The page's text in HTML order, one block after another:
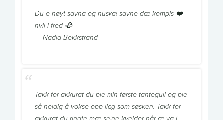
Du e høyt savna og huska! savne dæ kompis ❤️
hvil i fred 🥀
— Nadia Bekkstrand
Takk for akkurat du ble min første tantegull og ble
så heldig å vokse opp ilag som søsken. Takk for